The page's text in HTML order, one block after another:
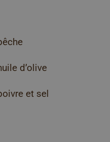
d’olive
et sel